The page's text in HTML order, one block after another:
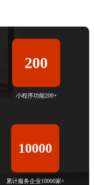
200
小程序功能200+
10000
累计服务企业10000家+